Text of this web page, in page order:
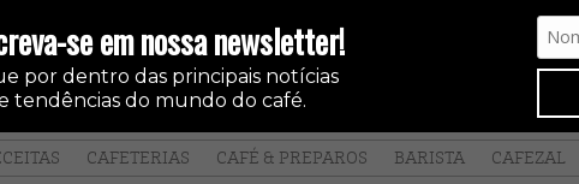
se em nossa newsletter!
por dentro das principais notícias
tendências do mundo do café.
CAFETERIAS CAFÉ & PREPAROS BARISTA CAFEZAL